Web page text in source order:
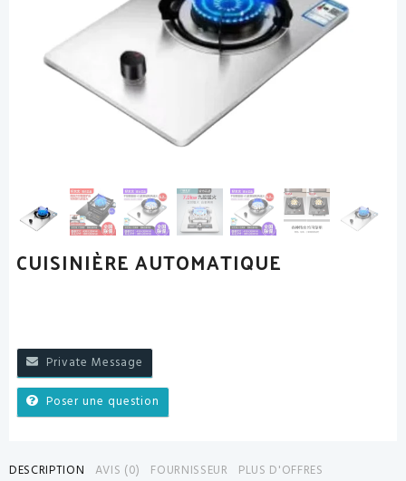
CUISINIÈRE AUTOMATIQUE
Private Message
Poser une question
DESCRIPTION AVIS (0) FOURNISSEUR
PLUS D'OFFRES